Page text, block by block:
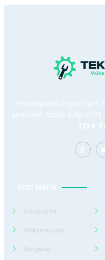
Profesyonel Beyaz Eşya
yerinizde tespit edip 7/24
7/24
Hızlı Menü
Anasayfa
Hakkımızda
Bölgeler